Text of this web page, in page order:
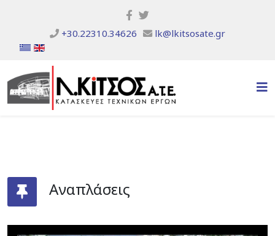
+30.22310.34626 lk@lkitsosate.gr
Αναπλάσεις